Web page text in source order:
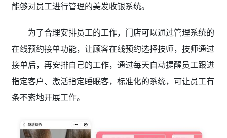
能够对员工进行管理的美发收银系统。
为了合理安排员工的工作，门店可以通过管理系统的
在线预约接单功能，让顾客在线预约选择技师，技师通过
接单后，再安排自己的工作，通过每天自动提醒员工跟进
指定客户、激活指定睡眠客，标准化的系统，可让员工有
条不紊地开展工作。